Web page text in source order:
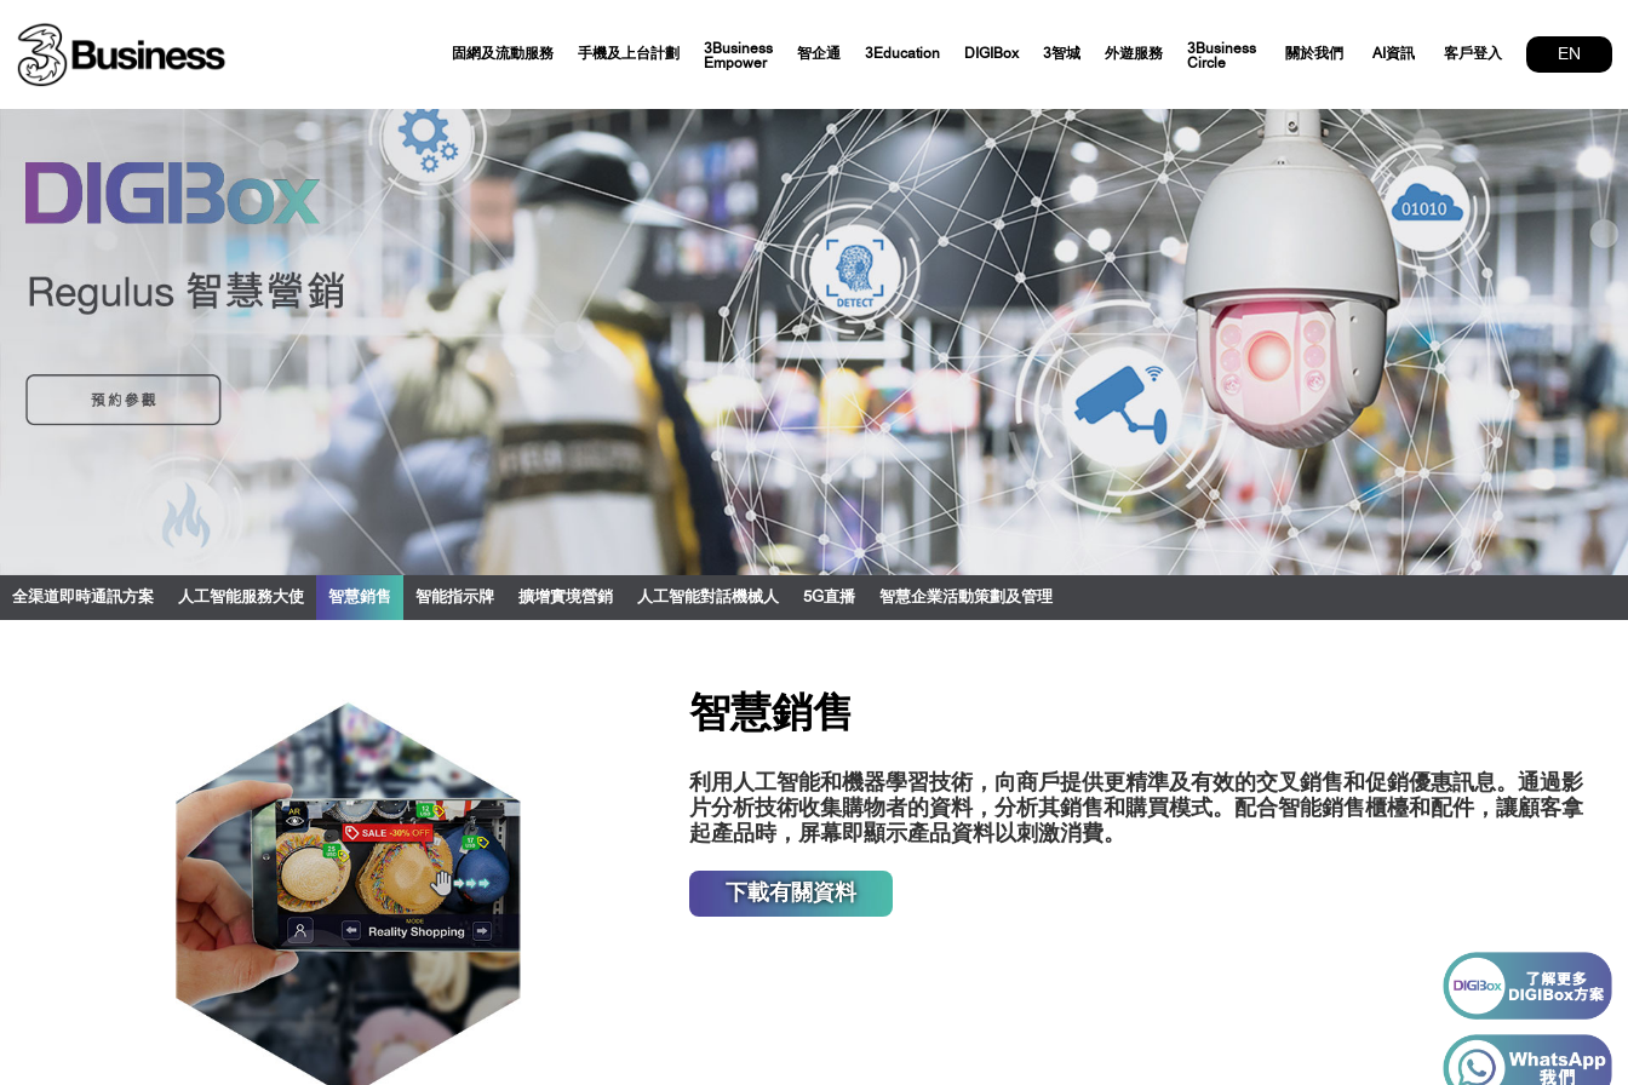
固網及流動服務 手機及上台計劃
3Business
Empower
智企通 3Education DIGIBox 3智城 外遊服務
3Business
Circle
關於我們 AI資訊 客戶登入 EN
全渠道即時通訊方案 人工智能服務大使 智慧銷售 智能指示牌 擴增實境營銷 人工智能對話機械人 5G直播 智慧企業活動策劃及管理
智慧銷售
利用人工智能和機器學習技術，向商戶提供更精準及有效的交叉銷售和促銷優惠訊息。通過影
片分析技術收集購物者的資料，分析其銷售和購買模式。配合智能銷售櫃檯和配件，讓顧客拿
起產品時，屏幕即顯示產品資料以刺激消費。
下載有關資料